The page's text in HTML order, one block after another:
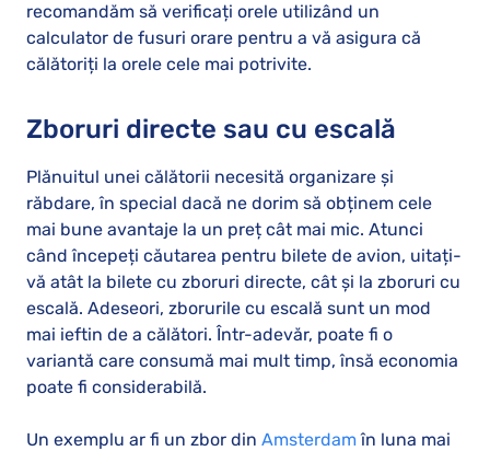
recomandăm să verificați orele utilizând un
calculator de fusuri orare pentru a vă asigura că
călătoriți la orele cele mai potrivite.
Zboruri directe sau cu escală
Plănuitul unei călătorii necesită organizare și
răbdare, în special dacă ne dorim să obținem cele
mai bune avantaje la un preț cât mai mic. Atunci
când începeți căutarea pentru bilete de avion, uitați-
vă atât la bilete cu zboruri directe, cât și la zboruri cu
escală. Adeseori, zborurile cu escală sunt un mod
mai ieftin de a călători. Într-adevăr, poate fi o
variantă care consumă mai mult timp, însă economia
poate fi considerabilă.
Un exemplu ar fi un zbor din Amsterdamîn luna mai